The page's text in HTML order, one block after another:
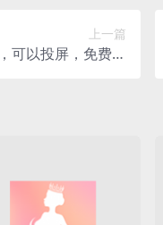
上一篇
可以投屏，免费追